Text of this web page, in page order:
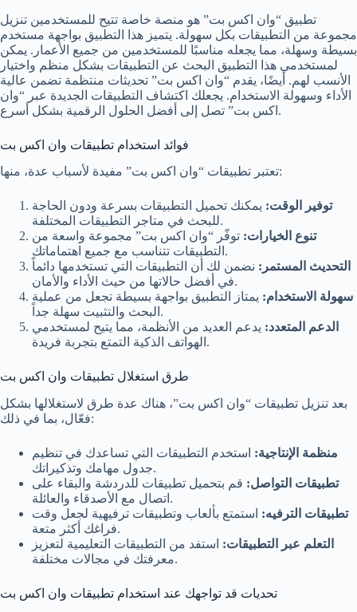
تطبيق “وان اكس بت” هو منصة خاصة تتيح للمستخدمين تنزيل
مجموعة من التطبيقات بكل سهولة. يتميز هذا التطبيق بواجهة مستخدم
بسيطة وسهلة، مما يجعله مناسبًا للمستخدمين من جميع الأعمار. يمكن
لمستخدمي هذا التطبيق البحث عن التطبيقات بشكل منظم واختيار
الأنسب لهم. أيضًا، يقدم “وان اكس بت” تحديثات منتظمة تضمن عالية
الأداء وسهولة الاستخدام. يجعلك اكتشاف التطبيقات الجديدة عبر “وان
اكس بت” تصل إلى أفضل الحلول الرقمية بشكل أسرع.
فوائد استخدام تطبيقات وان اكس بت
تعتبر تطبيقات “وان اكس بت” مفيدة لأسباب عدة، منها:
توفير الوقت: يمكنك تحميل التطبيقات بسرعة ودون الحاجة
للبحث في متاجر التطبيقات المختلفة.
تنوع الخيارات: توفّر “وان اكس بت” مجموعة واسعة من
التطبيقات تتناسب مع جميع اهتماماتك.
التحديث المستمر: نضمن لك أن التطبيقات التي تستخدمها دائماً
في أفضل حالاتها من حيث الأداء والأمان.
سهولة الاستخدام: يمتاز التطبيق بواجهة بسيطة تجعل من عملية
البحث والتثبيت سهلة جداً.
الدعم المتعدد: يدعم العديد من الأنظمة، مما يتيح لمستخدمي
الهواتف الذكية التمتع بتجربة فريدة.
طرق استغلال تطبيقات وان اكس بت
بعد تنزيل تطبيقات “وان اكس بت”، هناك عدة طرق لاستغلالها بشكل
فعّال، بما في ذلك:
منظمة الإنتاجية: استخدم التطبيقات التي تساعدك في تنظيم
جدول مهامك وتذكيراتك.
تطبيقات التواصل: قم بتحميل تطبيقات للدردشة والبقاء على
اتصال مع الأصدقاء والعائلة.
تطبيقات الترفيه: استمتع بألعاب وتطبيقات ترفيهية لجعل وقت
فراغك أكثر متعة.
التعلم عبر التطبيقات: استفد من التطبيقات التعليمية لتعزيز
معرفتك في مجالات مختلفة.
تحديات قد تواجهك عند استخدام تطبيقات وان اكس بت